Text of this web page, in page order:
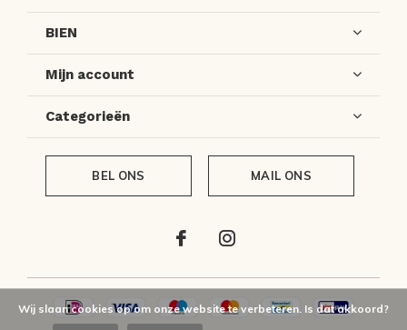
BIEN
Mijn account
Categorieën
BEL ONS MAIL ONS
Wij slaan cookies op om onze website te verbeteren. Is dat akkoord?